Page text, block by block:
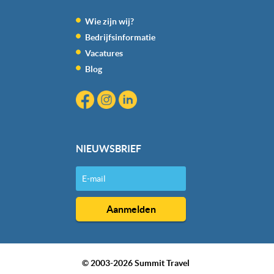
kunnen ontvangen en verwerken.
Wie zijn wij?
Bedrijfsinformatie
Vacatures
Blog
NIEUWSBRIEF
© 2003-2026 Summit Travel